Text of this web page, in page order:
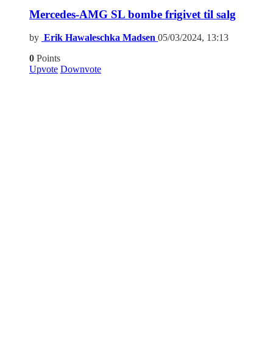
Mercedes-AMG SL bombe frigivet til salg
by Erik Hawaleschka Madsen 05/03/2024, 13:13
0 Points
Upvote Downvote